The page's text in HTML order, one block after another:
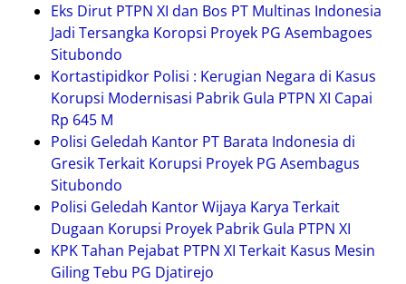
Eks Dirut PTPN XI dan Bos PT Multinas Indonesia
Jadi Tersangka Koropsi Proyek PG Asembagoes
Situbondo
Kortastipidkor Polisi : Kerugian Negara di Kasus
Korupsi Modernisasi Pabrik Gula PTPN XI Capai
Rp 645 M
Polisi Geledah Kantor PT Barata Indonesia di
Gresik Terkait Korupsi Proyek PG Asembagus
Situbondo
Polisi Geledah Kantor Wijaya Karya Terkait
Dugaan Korupsi Proyek Pabrik Gula PTPN XI
KPK Tahan Pejabat PTPN XI Terkait Kasus Mesin
Giling Tebu PG Djatirejo